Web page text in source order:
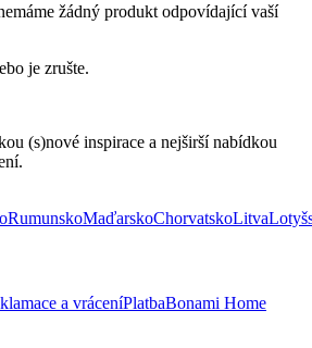
žádný produkt odpovídající vaší
je zrušte.
(s)nové inspirace a nejširší nabídkou
RumunskoMaďarskoChorvatskoLitva
a vráceníPlatbaBonami Home